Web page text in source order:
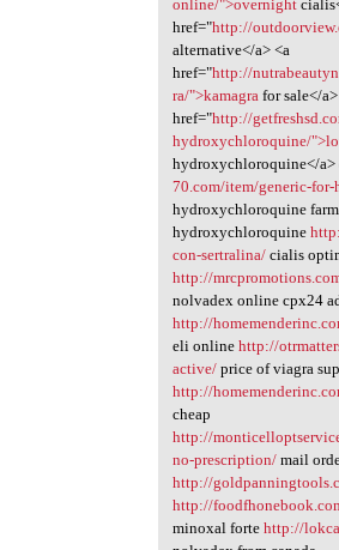
online/">overnight
href="http://
alternative</a> <a
href="http://
ra/">kamagrafor sale</a>
href="http://
hydroxychloroquine/
hydroxychloroquine</
70.com/item/generic-
hydroxychloroquine
hydroxychloroquine
con-sertralina/cialis
http://
nolvadex online cpx24
http://
eli online http://
active/price of viagra
http://
cheap
http://
no-prescription/mail
http://
http://
minoxal forte http://